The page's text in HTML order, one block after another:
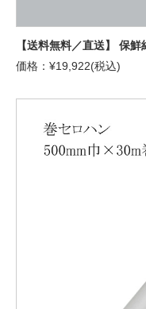
【送料無料／直送】 保
価格：¥19,922(税込)